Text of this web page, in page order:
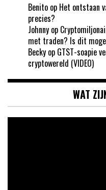
Benito op Het ontstaan
precies?
Johnny op
met traden? Is dit
Becky op GTST-soapie
cryptowereld (VIDEO)
WAT